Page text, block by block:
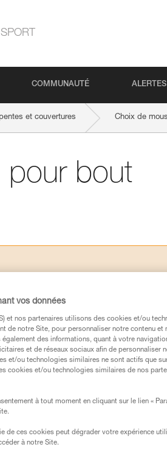
SPORT
COMMUNAUTÉ
et couvertures Choix de
pour bout
utilisés dans ce conseil avant de le
notice technique pour pouvoir
entraînement spécifique. Validez
seul, en toute sécurité, avant de la
activité. Il peut en exister d’autres
vos données
et nos partenaires utilisons des cookies et/ou
de notre Site, pour personnaliser notre contenu
des informations, quant à votre
et de réseaux sociaux afin de personnaliser
et/ou technologies similaires ne sont actifs que
cookies et/ou technologies similaires de nos
à tout moment en cliquant sur le lien «
de ces cookies peut dégrader votre expérience
à notre Site.